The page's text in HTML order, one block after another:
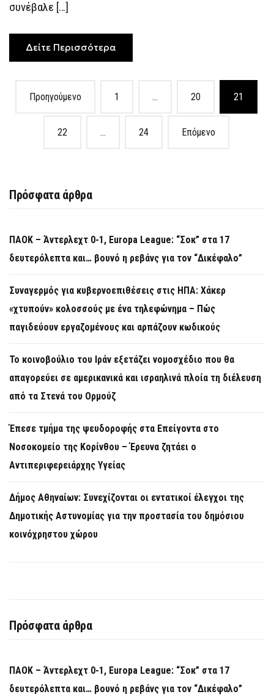
συνέβαλε […]
Δείτε Περισσότερα
Posts
Προηγούμενο 1 … 20 21
22 … 24 Επόμενο
Πρόσφατα άρθρα
ΠΑΟΚ – Άντερλεχτ 0-1, Europa League: “Σοκ” στα 17
δευτερόλεπτα και… βουνό η ρεβάνς για τον “Δικέφαλο”
Συναγερμός για κυβερνοεπιθέσεις στις ΗΠΑ: Χάκερ
«χτυπούν» κολοσσούς με ένα τηλεφώνημα – Πώς
παγιδεύουν εργαζομένους και αρπάζουν κωδικούς
Το κοινοβούλιο του Ιράν εξετάζει νομοσχέδιο που θα
απαγορεύει σε αμερικανικά και ισραηλινά πλοία τη διέλευση
από τα Στενά του Ορμούζ
Έπεσε τμήμα της ψευδοροφής στα Επείγοντα στο
Νοσοκομείο της Κορίνθου – Έρευνα ζητάει ο
Αντιπεριφερειάρχης Υγείας
Δήμος Αθηναίων: Συνεχίζονται οι εντατικοί έλεγχοι της
Δημοτικής Αστυνομίας για την προστασία του δημόσιου
κοινόχρηστου χώρου
Πρόσφατα άρθρα
ΠΑΟΚ – Άντερλεχτ 0-1, Europa League: “Σοκ” στα 17
δευτερόλεπτα και… βουνό η ρεβάνς για τον “Δικέφαλο”